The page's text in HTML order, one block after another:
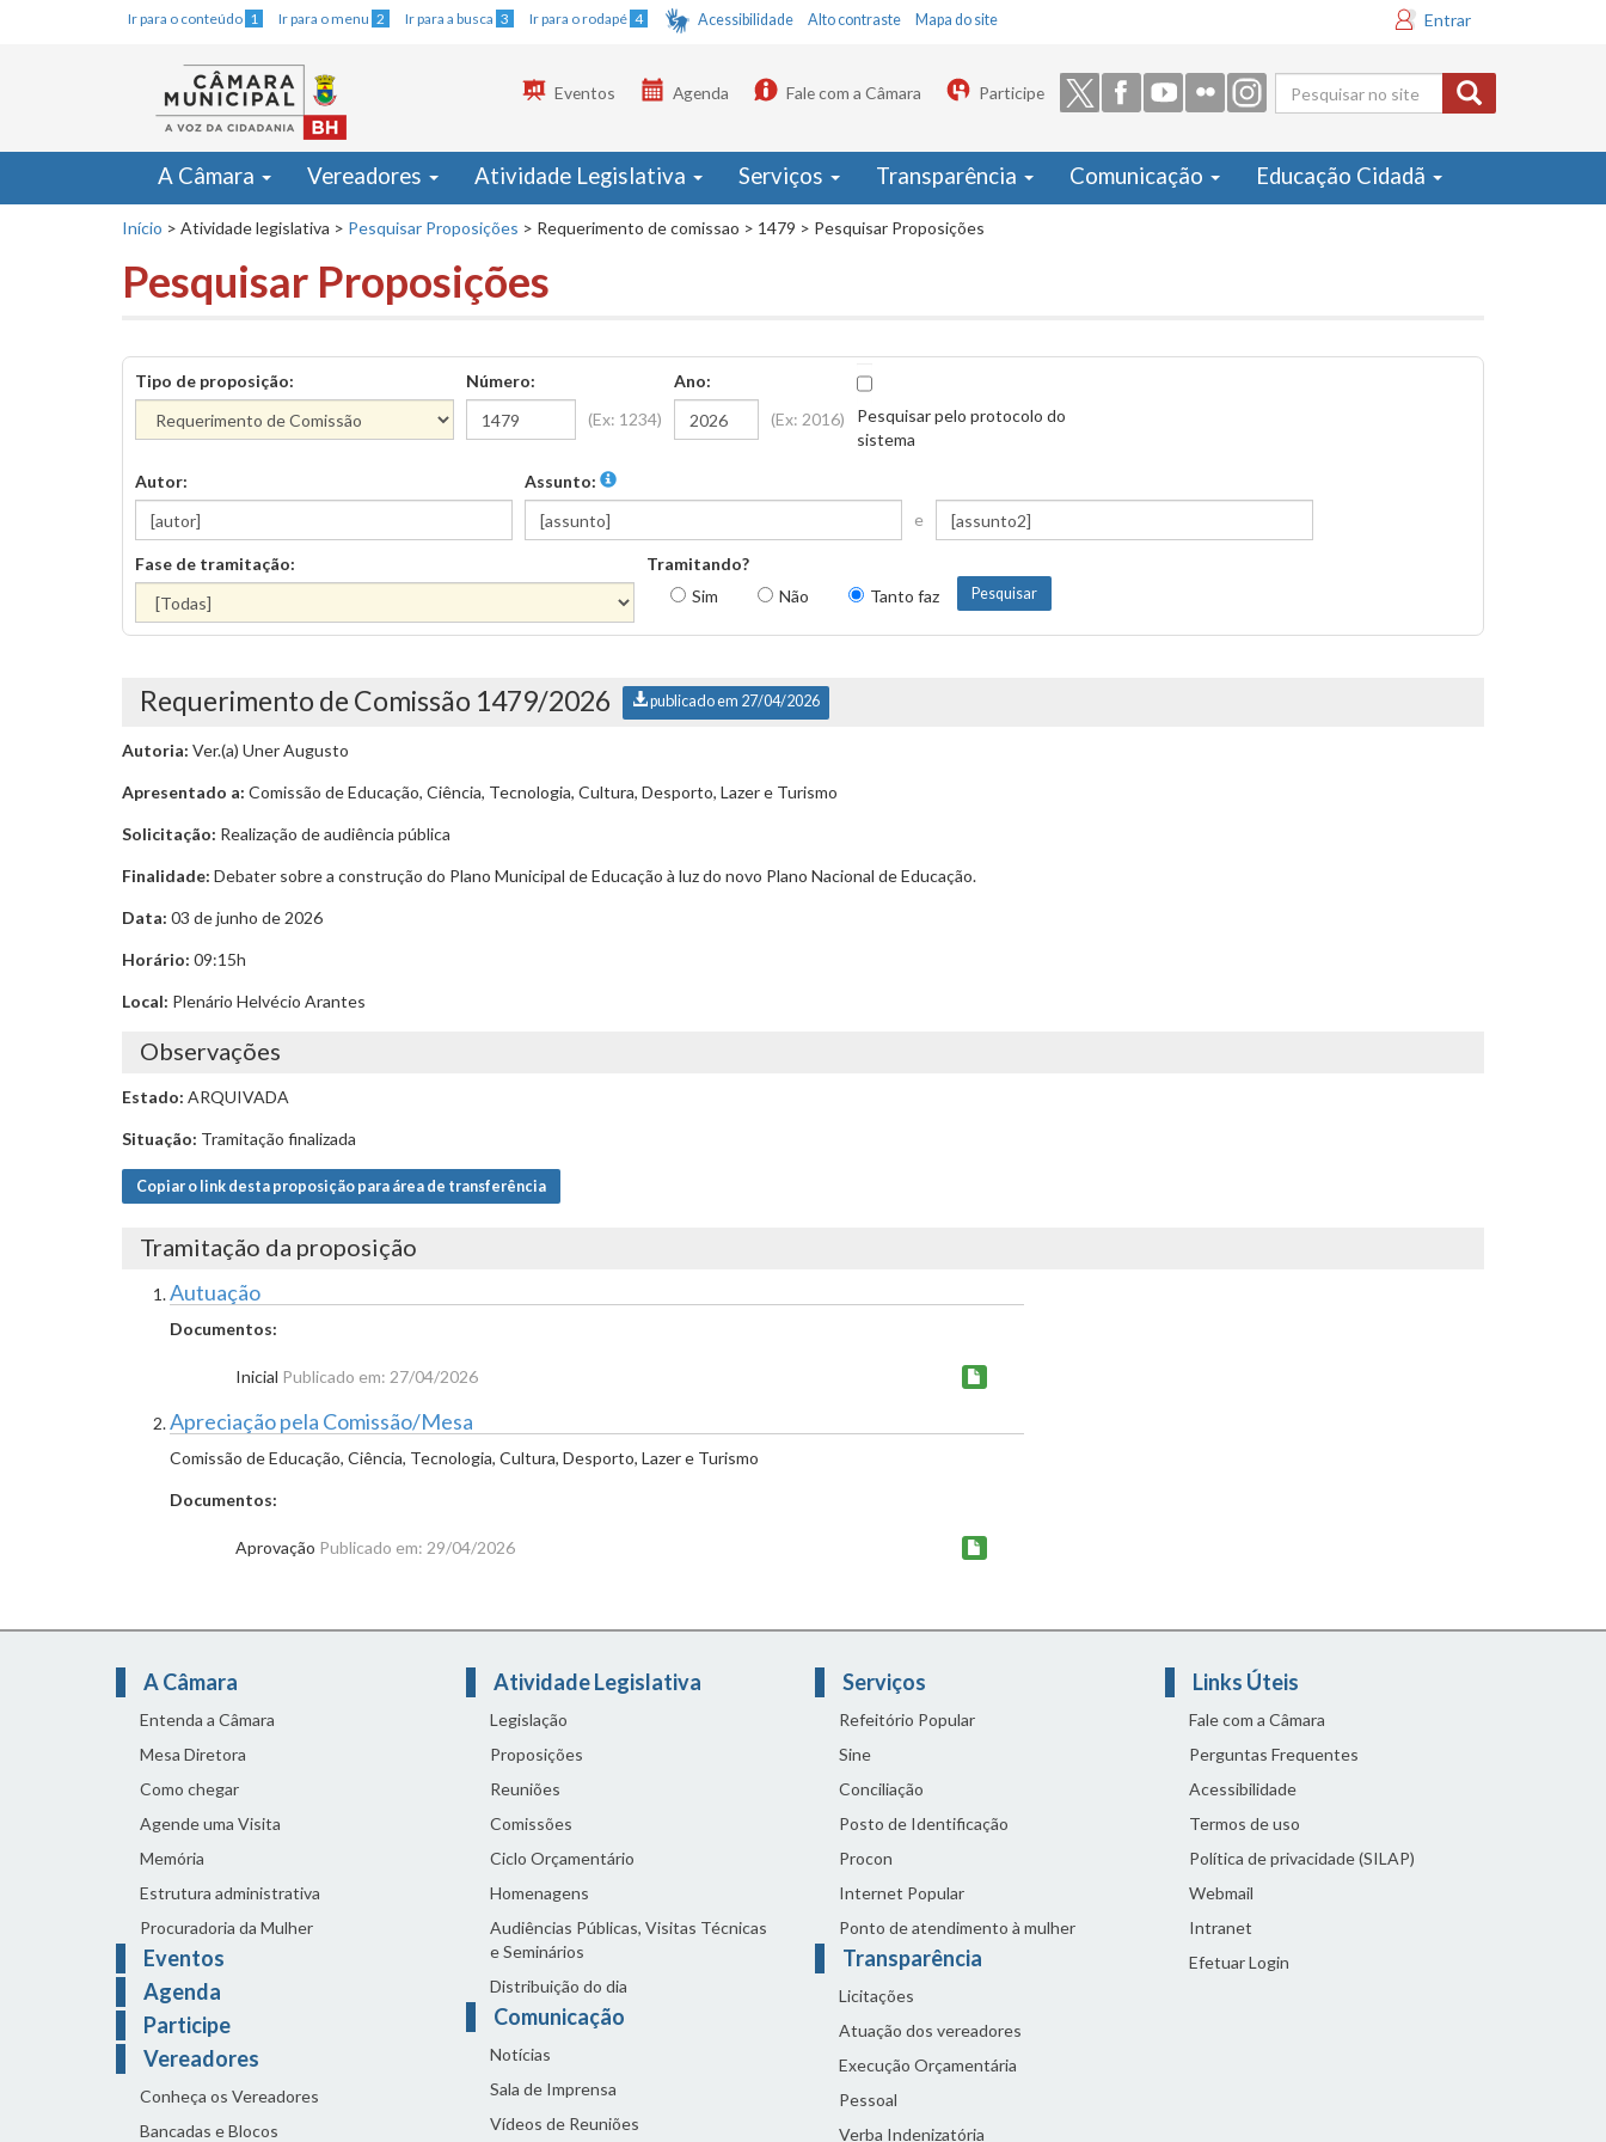
Ir para o conteúdo 1 Ir para o menu 2 Ir para a busca 3 Ir para o rodapé 4 Acessibilidade Alto contraste Mapa do site Entrar
Formulário
de busca
Eventos Agenda Fale com a Câmara Participe
A Câmara Vereadores Atividade Legislativa Serviços Transparência Comunicação Educação Cidadã
Início > Atividade legislativa > Pesquisar Proposições > Requerimento de comissao > 1479 > Pesquisar Proposições
Pesquisar Proposições
Tipo de proposição:
Número:
(Ex: 1234)
Ano:
(Ex: 2016)
Pesquisar pelo protocolo do
sistema
Autor:
Assunto:
e
Fase de tramitação:
Tramitando?
Sim
Não Tanto faz
Requerimento de Comissão 1479/2026 publicado em 27/04/2026
Autoria: Ver.(a) Uner Augusto
Apresentado a: Comissão de Educação, Ciência, Tecnologia, Cultura, Desporto, Lazer e Turismo
Solicitação: Realização de audiência pública
Finalidade: Debater sobre a construção do Plano Municipal de Educação à luz do novo Plano Nacional de Educação.
Data: 03 de junho de 2026
Horário: 09:15h
Local: Plenário Helvécio Arantes
Observações
Estado: ARQUIVADA
Situação: Tramitação finalizada
Copiar o link desta proposição para área de transferência
Tramitação da proposição
Autuação
Documentos:
Inicial Publicado em: 27/04/2026
Apreciação pela Comissão/Mesa
Comissão de Educação, Ciência, Tecnologia, Cultura, Desporto, Lazer e Turismo
Documentos:
Aprovação Publicado em: 29/04/2026
A Câmara
Entenda a Câmara
Mesa Diretora
Como chegar
Agende uma Visita
Memória
Estrutura administrativa
Procuradoria da Mulher
Eventos
Agenda
Participe
Vereadores
Conheça os Vereadores
Bancadas e Blocos
Atividade Legislativa
Legislação
Proposições
Reuniões
Comissões
Ciclo Orçamentário
Homenagens
Audiências Públicas, Visitas Técnicas
e Seminários
Distribuição do dia
Comunicação
Notícias
Sala de Imprensa
Vídeos de Reuniões
Serviços
Refeitório Popular
Sine
Conciliação
Posto de Identificação
Procon
Internet Popular
Ponto de atendimento à mulher
Transparência
Licitações
Atuação dos vereadores
Execução Orçamentária
Pessoal
Verba Indenizatória
Links Úteis
Fale com a Câmara
Perguntas Frequentes
Acessibilidade
Termos de uso
Política de privacidade (SILAP)
Webmail
Intranet
Efetuar Login